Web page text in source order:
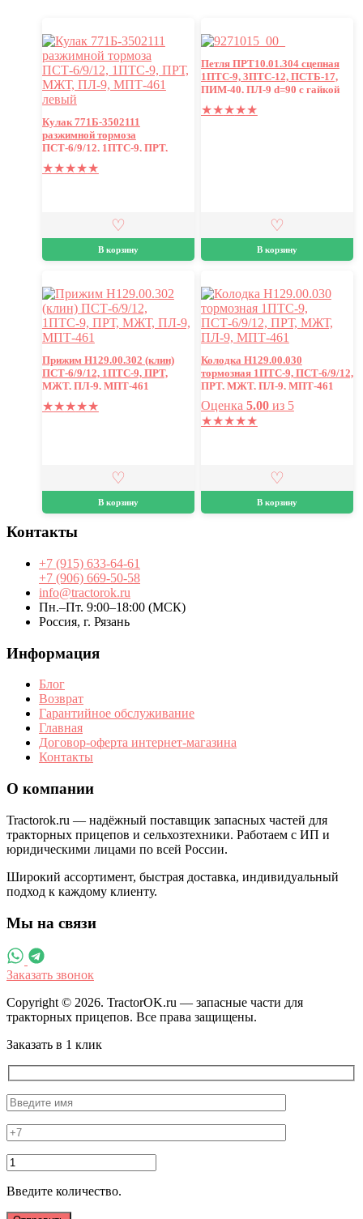
Кулак 771Б-3502111
разжимной тормоза
ПСТ-6/9/12, 1ПТС-9, ПРТ,
МЖТ, ПЛ-9, МПТ-461 левый
★★★★★
В корзину
Петля ПРТ10.01.304 сцепная
1ПТС-9, 3ПТС-12, ПСТБ-17,
ПИМ-40, ПЛ-9 d=90 с гайкой
★★★★★
В корзину
Прижим Н129.00.302 (клин)
ПСТ-6/9/12, 1ПТС-9, ПРТ,
МЖТ, ПЛ-9, МПТ-461
★★★★★
В корзину
Колодка Н129.00.030
тормозная 1ПТС-9, ПСТ-6/9/12,
ПРТ, МЖТ, ПЛ-9, МПТ-461
Оценка 5.00из 5
★★★★★
В корзину
Контакты
+7 (915) 633-64-61
+7 (906) 669-50-58
info@tractorok.ru
Пн.–Пт. 9:00–18:00 (МСК)
Россия, г. Рязань
Информация
Блог
Возврат
Гарантийное обслуживание
Главная
Договор-оферта интернет-магазина
Контакты
О компании
Tractorok.ru — надёжный поставщик запасных частей для
тракторных прицепов и сельхозтехники. Работаем с ИП и
юридическими лицами по всей России.
Широкий ассортимент, быстрая доставка, индивидуальный
подход к каждому клиенту.
Мы на связи
Заказать звонок
Copyright © 2026. TractorOK.ru — запасные части для
тракторных прицепов. Все права защищены.
Заказать в 1 клик
Введите количество.